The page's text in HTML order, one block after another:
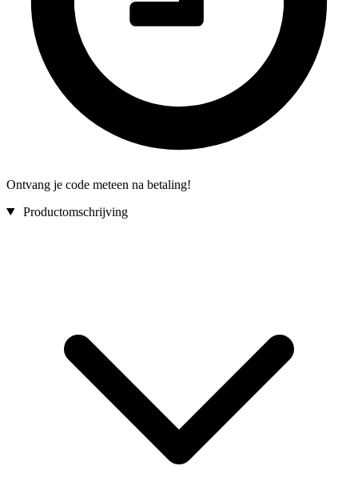
Ontvang je code meteen na betaling!
Productomschrijving